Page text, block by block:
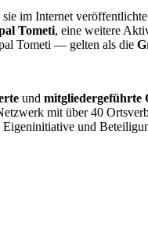
im Internet
Tometi, eine weitere
Tometi — gelten als die
und mitgliedergeführte
mit über 40
Eigeninitiative und